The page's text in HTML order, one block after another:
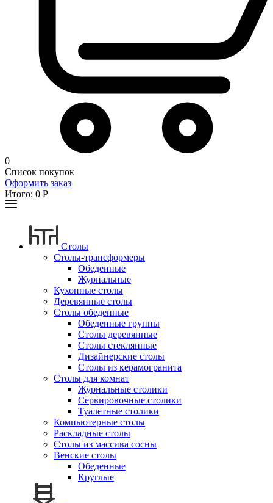
0
Список покупок
Оформить заказ
Итого: 0 Р
Столы
Столы-трансформеры
Обеденные
Журнальные
Кухонные столы
Деревянные столы
Столы обеденные
Обеденные группы
Столы деревянные
Столы стеклянные
Дизайнерские столы
Столы из керамогранита
Столы для комнат
Журнальные столики
Сервировочные столики
Туалетные столики
Компьютерные столы
Раскладные столы
Столы из массива сосны
Венские столы
Обеденные
Круглые